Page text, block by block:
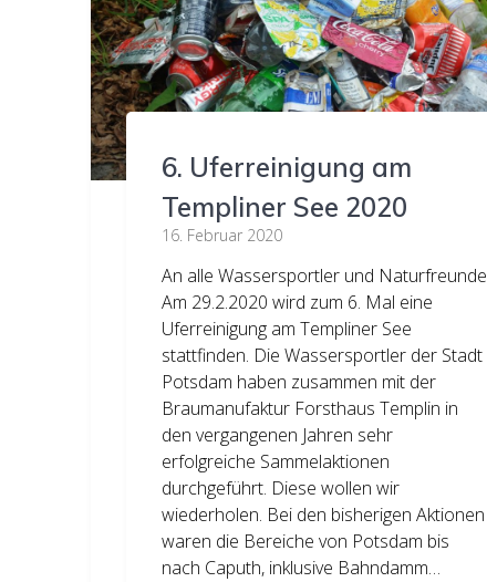
6. Uferreinigung am
Templiner See 2020
16. Februar 2020
An alle Wassersportler und Naturfreunde
Am 29.2.2020 wird zum 6. Mal eine
Uferreinigung am Templiner See
stattfinden. Die Wassersportler der Stadt
Potsdam haben zusammen mit der
Braumanufaktur Forsthaus Templin in
den vergangenen Jahren sehr
erfolgreiche Sammelaktionen
durchgeführt. Diese wollen wir
wiederholen. Bei den bisherigen Aktionen
waren die Bereiche von Potsdam bis
nach Caputh, inklusive Bahndamm…